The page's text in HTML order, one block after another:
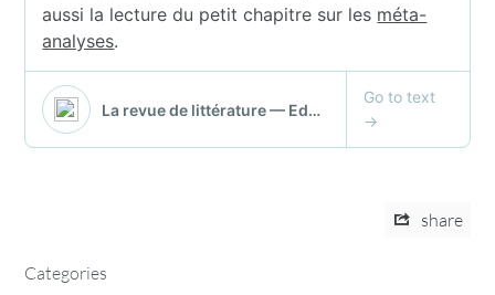
share
Categories